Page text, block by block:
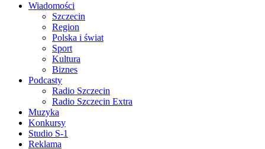
Wiadomości
Szczecin
Region
Polska i świat
Sport
Kultura
Biznes
Podcasty
Radio Szczecin
Radio Szczecin Extra
Muzyka
Konkursy
Studio S-1
Reklama